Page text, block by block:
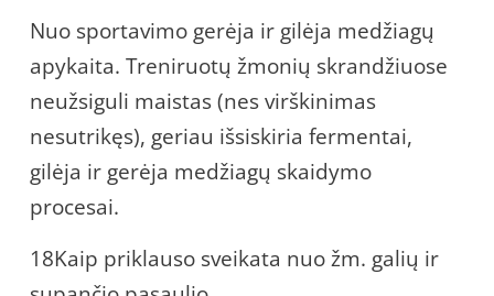
Nuo sportavimo gerėja ir gilėja medžiagų
apykaita. Treniruotų žmonių skrandžiuose
neužsiguli maistas (nes virškinimas
nesutrikęs), geriau išsiskiria fermentai,
gilėja ir gerėja medžiagų skaidymo
procesai.
18Kaip priklauso sveikata nuo žm. galių ir